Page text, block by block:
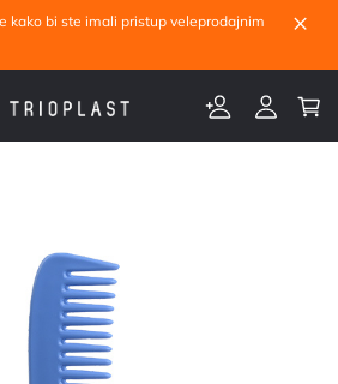
kako bi ste imali pristup veleprodajnim
×